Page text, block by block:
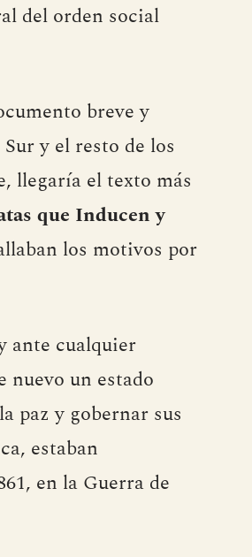
del orden social
breve y
y el resto de los
llegaría el texto más
que Inducen y
los motivos por
ante cualquier
nuevo un estado
paz y gobernar sus
estaban
en la Guerra de